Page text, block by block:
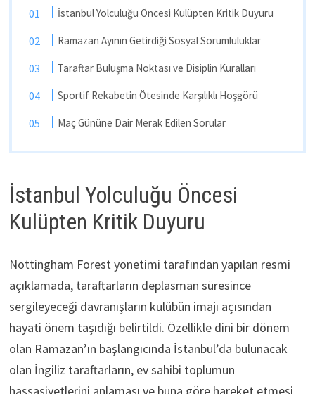
İstanbul Yolculuğu Öncesi Kulüpten Kritik Duyuru
Ramazan Ayının Getirdiği Sosyal Sorumluluklar
Taraftar Buluşma Noktası ve Disiplin Kuralları
Sportif Rekabetin Ötesinde Karşılıklı Hoşgörü
Maç Gününe Dair Merak Edilen Sorular
İstanbul Yolculuğu Öncesi
Kulüpten Kritik Duyuru
Nottingham Forest yönetimi tarafından yapılan resmi
açıklamada, taraftarların deplasman süresince
sergileyeceği davranışların kulübün imajı açısından
hayati önem taşıdığı belirtildi. Özellikle dini bir dönem
olan Ramazan’ın başlangıcında İstanbul’da bulunacak
olan İngiliz taraftarların, ev sahibi toplumun
hassasiyetlerini anlaması ve buna göre hareket etmesi